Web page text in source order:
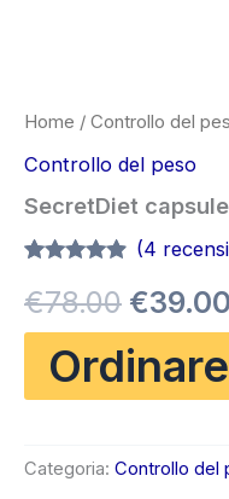
Home / Controllo del
Controllo del peso
SecretDiet capsule
su 5 su
base di
recensioni
(4
€78.00 Il
prezzo
€39.00
Ordinare
Categoria: Controllo del